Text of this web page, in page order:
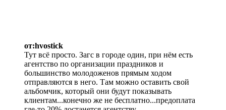
от:hvostick
Тут всё просто. Загс в городе один, при нём есть
агентство по организации праздников и
большинство молодоженов прямым ходом
отправляются в него. Там можно оставить свой
альбомчик, который они будут показывать
клиентам...конечно же не бесплатно...предоплата